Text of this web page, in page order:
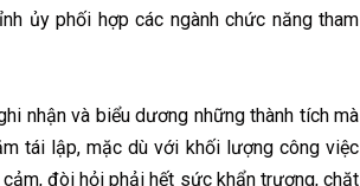
ủy phối hợp các ngành chức năng tham
nhận và biểu dương những thành tích mà
tái lập, mặc dù với khối lượng công việc
đòi hỏi phải hết sức khẩn trương, chặt